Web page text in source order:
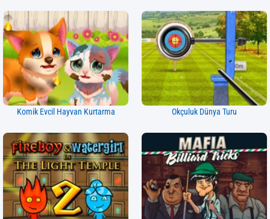
Komik Evcil Hayvan Kurtarma Okçuluk Dünya Turu